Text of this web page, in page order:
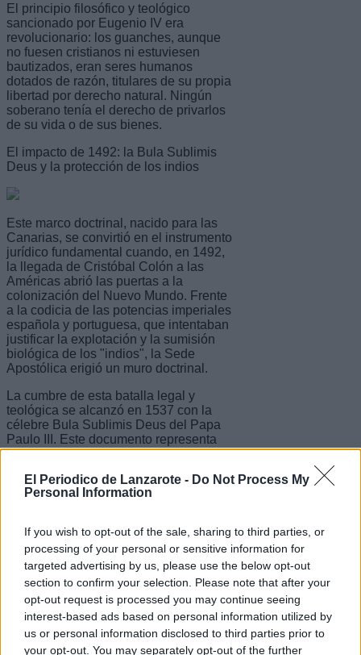
El Periodico de Lanzarote - Do Not Process My
Personal Information
If you wish to opt-out of the sale, sharing to third parties, or
processing of your personal or sensitive information for
targeted advertising by us, please use the below opt-out
section to confirm your selection. Please note that after your
opt-out request is processed you may continue seeing
interest-based ads based on personal information utilized by
us or personal information disclosed to third parties prior to
your opt-out. You may separately opt-out of the further
El principio filosófico y teológico
sancionado por Eugenio IV era
revolucionario: los guanches, aunque
no fuesen cristianos ni estuviesen
bautizados, eran seres humanos
dotados de razón, titulares de su propia
libertad por derecho natural. Ningún
soberano tenía el derecho de privarlos
de su vida o de sus bienes.
El impacto de 1492: la Bula Sublimis
Deus y la protección de los indios
Este marco doctrinal, nacido para las
Canarias, se convirtió en el instrumento
jurídico fundamental cuando, en 1492,
la llegada de Cristóbal Colón a las
Américas abrió las puertas a la
colonización del Nuevo Mundo. Frente
a la codicia de las potencias imperiales
española y portuguesa, que intentaban
justificar la explotación y la sumisión
biológica de los "indios", la Sede
Apostólica erigió un muro doctrinal.
La cumbre de esta batalla legal y
teológica se alcanzó en 1537 con la
célebre Bula Sublimis Deus del Papa
Paulo III. Este documento representa
uno de los hitos más importantes en la
Humanidad de los nativos: Paulo III
indígenas americanos eran
"verdaderos hombres" y, como tales, no
solo eran capaces de recibir la fe, sino
que poseían un alma inmortal.
Inviolabilidad de la libertad: La bula
decretó que los indios no podían, en
modo alguno, ser privados de su
libertad personal o de la posesión de